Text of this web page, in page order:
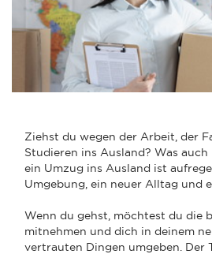
Ziehst du wegen der Arbeit, der
Studieren ins Ausland? Was auch
ein Umzug ins Ausland ist
Umgebung, ein neuer Alltag und
Wenn du gehst, möchtest du die
mitnehmen und dich in deinem
vertrauten Dingen umgeben. Der